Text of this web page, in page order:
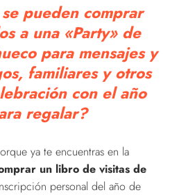
pueden comprar
a una «Party» de
para mensajes y
familiares y otros
con el año
regalar?
ya te encuentras en la
un libro de visitas de
personal del año de